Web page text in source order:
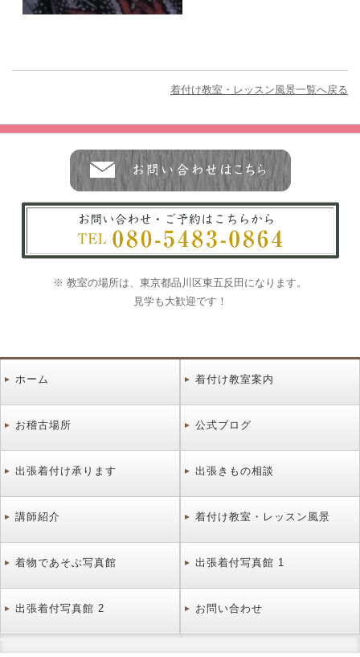
着付け教室・レッスン風景一覧へ戻る
※ 教室の場所は、東京都品川区東五反田になります。
見学も大歓迎です！
ホーム 着付け教室案内
お稽古場所 公式ブログ
出張着付け承ります 出張きもの相談
講師紹介 着付け教室・レッスン風景
着物であそぶ写真館 出張着付写真館 1
出張着付写真館 2 お問い合わせ